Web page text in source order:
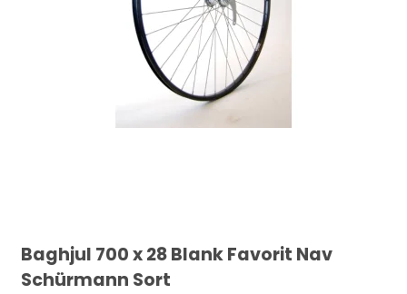
Baghjul 700 x 28 Blank Favorit Nav
Schürmann Sort